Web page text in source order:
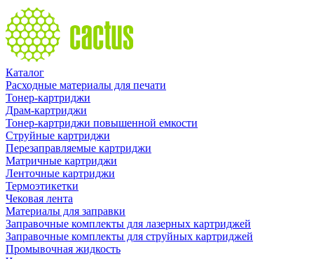
Каталог
Расходные материалы для печати
Тонер-картриджи
Драм-картриджи
Тонер-картриджи повышенной емкости
Струйные картриджи
Перезаправляемые картриджи
Матричные картриджи
Ленточные картриджи
Термоэтикетки
Чековая лента
Материалы для заправки
Заправочные комплекты для лазерных картриджей
Заправочные комплекты для струйных картриджей
Промывочная жидкость